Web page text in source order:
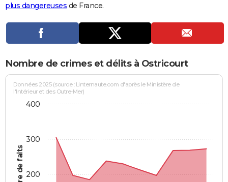
Se connecter
Entreprises
Service militaire
Avis de recherche
AVIS DE DÉCÈS
Bricolage
Lifestyle
Culture
Sport
Auto
Television
Voyage
Cinema
plus dangereuses de France.
Nombre de crimes et délits à Ostricourt
Données 2025 (source : Linternaute.com d'après le Ministère de
l'Intérieur et des Outre-Mer)
200
300
400